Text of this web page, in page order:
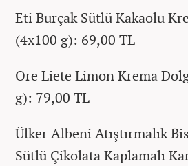
Eti Burçak Sütlü Kakaolu
(4x100 g): 69,00 TL
Ore Liete Limon Krema
g): 79,00 TL
Ülker Albeni Atıştırmalık
Sütlü Çikolata Kaplamalı